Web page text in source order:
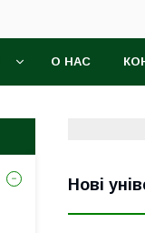
О НАС
Нові